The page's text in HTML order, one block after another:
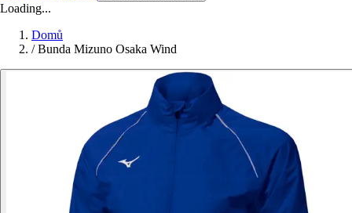
Loading...
Domů
/ Bunda Mizuno Osaka Wind